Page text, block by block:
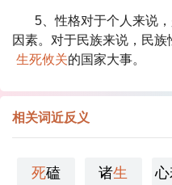
5、性格对于个人来说
因素。对于民族来说，民
生死攸关的国家大事。
相关词近反义
死磕 诸生